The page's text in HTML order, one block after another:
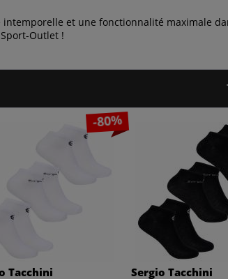
intemporelle et une fonctionnalité maximale
Outlet !
-80%
Tacchini Sergio Tacchini